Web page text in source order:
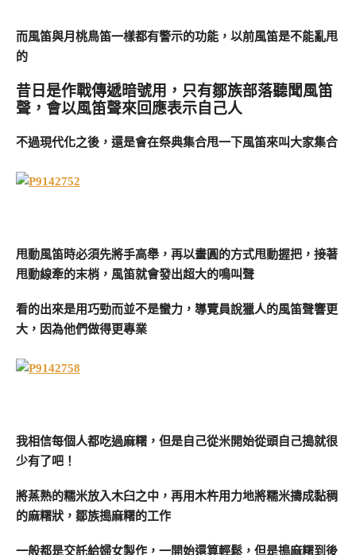
而風笛與月桃鳥笛一樣都有警示的功能，以前風笛是不能亂甩
的
昔日是作戰傳遞暗號用，只有鄒族部落聽聞風笛
聲，會以風笛聲來回應表示自己人
不過現代化之後，還是會在祭典集合甩一下風笛來叫大家集合
甩動風笛時必須先將手高舉，再以畫圓的方式甩動握把，接著
甩動線牽的末梢，風笛就會發出超大的鳴叫聲
看的出來是用巧勁而並不是蠻力，導覽員說獵人的風笛聲響更
大，因為他們做得更專業
我相信每個人都吃過麻糬，但是自己從米開始從頭自己搗就很
少有了吧！
將蒸熟的糯米放入木臼之中，再用木杵用力地將糯米擣成黏稠
的麻糬狀，鄒族搗麻糬的工作
一般都是交託給婦女製作，一開始還算輕鬆，但是搗麻糬到後